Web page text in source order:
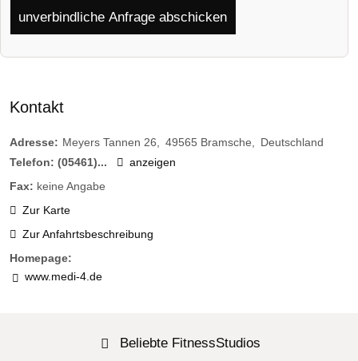
unverbindliche Anfrage abschicken
Kontakt
Adresse: Meyers Tannen 26 49565 Bramsche
Deutschland
Telefon: (05461)...
anzeigen
Fax: keine Angabe
Zur Karte
Zur Anfahrtsbeschreibung
Homepage:
www.medi-4.de
Beliebte FitnessStudios